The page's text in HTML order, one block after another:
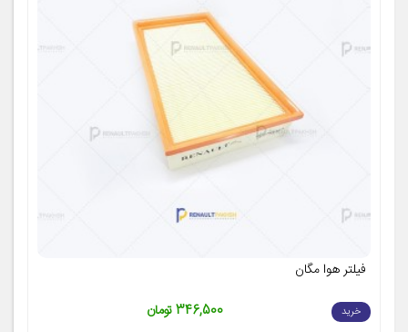
فیلتر هوا مگان
خرید 346,500 تومان